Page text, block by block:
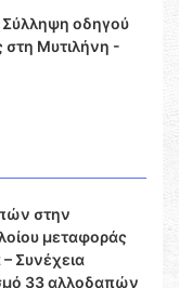
οδηγού
στη Μυτιλήνη -
στην
μεταφοράς
Συνέχεια
33 αλλοδαπών